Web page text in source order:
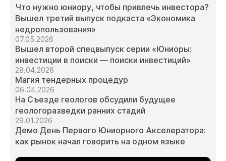
Что нужно юниору, чтобы привлечь инвестора?
Вышел третий выпуск подкаста «Экономика
недропользования»
07.05.2026
Вышел второй спецвыпуск серии «Юниоры:
инвестиции в поиски — поиски инвестиций»
28.04.2026
Магия тендерных процедур
06.04.2026
На Съезде геологов обсудили будущее
геологоразведки ранних стадий
29.01.2026
Демо День Первого Юниорного Акселератора:
как рынок начал говорить на одном языке